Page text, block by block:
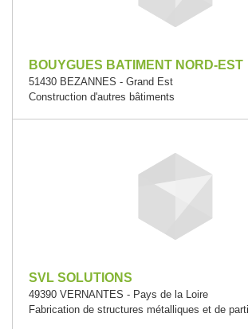
BOUYGUES BATIMENT NORD-EST
51430 BEZANNES - Grand Est
Construction d'autres bâtiments
SVL SOLUTIONS
49390 VERNANTES - Pays de la Loire
Fabrication de structures métalliques et de